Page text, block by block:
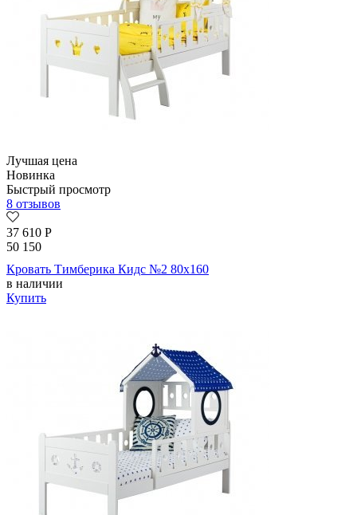
Лучшая цена
Новинка
Быстрый просмотр
8 отзывов
37 610 Р
50 150
Кровать Тимберика Кидс №2 80х160
в наличии
Купить